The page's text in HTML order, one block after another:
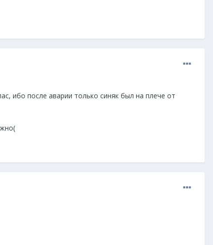
ибо после аварии только синяк был на плече от